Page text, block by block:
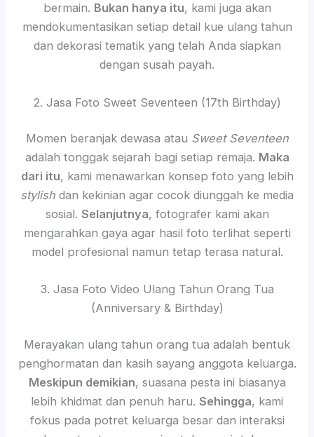
bermain. Bukan hanya itu, kami juga akan
mendokumentasikan setiap detail kue ulang tahun
dan dekorasi tematik yang telah Anda siapkan
dengan susah payah.
2. Jasa Foto Sweet Seventeen (17th Birthday)
Momen beranjak dewasa atau Sweet Seventeen
adalah tonggak sejarah bagi setiap remaja. Maka
dari itu, kami menawarkan konsep foto yang lebih
stylish dan kekinian agar cocok diunggah ke media
sosial. Selanjutnya, fotografer kami akan
mengarahkan gaya agar hasil foto terlihat seperti
model profesional namun tetap terasa natural.
3. Jasa Foto Video Ulang Tahun Orang Tua
(Anniversary & Birthday)
Merayakan ulang tahun orang tua adalah bentuk
penghormatan dan kasih sayang anggota keluarga.
Meskipun demikian, suasana pesta ini biasanya
lebih khidmat dan penuh haru. Sehingga, kami
fokus pada potret keluarga besar dan interaksi